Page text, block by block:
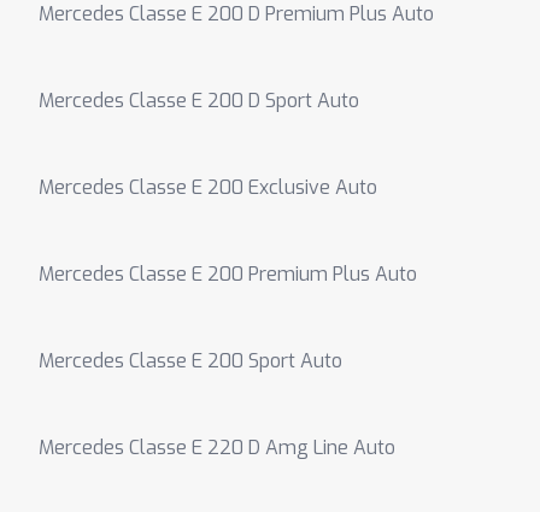
Mercedes Classe E 200 D Premium Plus Auto
Mercedes Classe E 200 D Sport Auto
Mercedes Classe E 200 Exclusive Auto
Mercedes Classe E 200 Premium Plus Auto
Mercedes Classe E 200 Sport Auto
Mercedes Classe E 220 D Amg Line Auto